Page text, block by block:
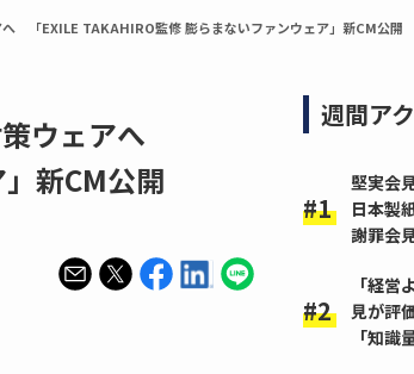
へ 「EXILE TAKAHIRO監修 膨らまないファンウェア」新CM公開
策ウェアへ
新CM公開
週間ア
堅実会
日本製
謝罪会
「経
見が評
「知識